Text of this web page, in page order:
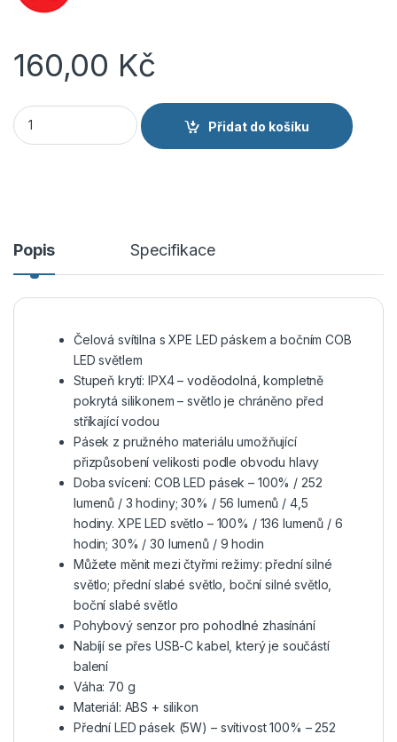
160,00 Kč
Čelovka s dobíjením XPE LED / COB LED se svítícím LED
Přidat do košíku
Popis Specifikace
Čelová svítilna s XPE LED páskem a bočním COB
LED světlem
Stupeň krytí: IPX4 – voděodolná, kompletně
pokrytá silikonem – světlo je chráněno před
stříkající vodou
Pásek z pružného materiálu umožňující
přizpůsobení velikosti podle obvodu hlavy
Doba svícení: COB LED pásek – 100% / 252
lumenů / 3 hodiny; 30% / 56 lumenů / 4,5
hodiny. XPE LED světlo – 100% / 136 lumenů / 6
hodin; 30% / 30 lumenů / 9 hodin
Můžete měnit mezi čtyřmi režimy: přední silné
světlo; přední slabé světlo, boční silné světlo,
boční slabé světlo
Pohybový senzor pro pohodlné zhasínání
Nabíjí se přes USB-C kabel, který je součástí
balení
Váha: 70 g
Materiál: ABS + silikon
Přední LED pásek (5W) – svítivost 100% – 252